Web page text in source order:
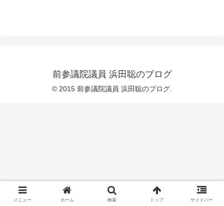
前参議院議員 浜田聡のブログ
© 2015 前参議院議員 浜田聡のブログ.
メニュー ホーム 検索 トップ サイドバー